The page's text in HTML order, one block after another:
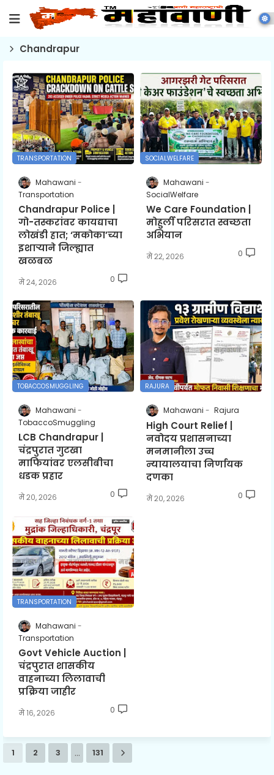
Chandrapur
TRANSPORTATION
Mahawani
Transportation
Chandrapur Police |
गो-तस्करांवर कायद्याचा
लोखंडी हात; ‘मकोका’च्या
इशाऱ्याने जिल्ह्यात
खळबळ
मे २४, २०२६ 0
SOCIALWELFARE
Mahawani
SocialWelfare
We Care Foundation |
मोहुर्ली परिसरात स्वच्छता
अभियान
मे २२, २०२६ 0
TOBACCOSMUGGLING
Mahawani
TobaccoSmuggling
LCB Chandrapur |
चंद्रपुरात गुटखा
माफियांवर एलसीबीचा
धडक प्रहार
मे २०, २०२६ 0
RAJURA
Mahawani Rajura
High Court Relief |
नवोदय प्रशासनाच्या
मनमानीला उच्च
न्यायालयाचा निर्णायक
दणका
मे २०, २०२६ 0
TRANSPORTATION
Mahawani
Transportation
Govt Vehicle Auction |
चंद्रपुरात शासकीय
वाहनाच्या लिलावाची
प्रक्रिया जाहीर
मे १६, २०२६ 0
1 2 3 ... 131